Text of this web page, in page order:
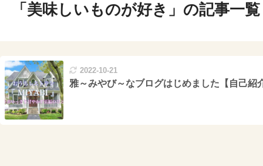
「美味しいものが好き」の記事一覧
2022-10-21
雅～みやび～なブログはじめました【自己紹